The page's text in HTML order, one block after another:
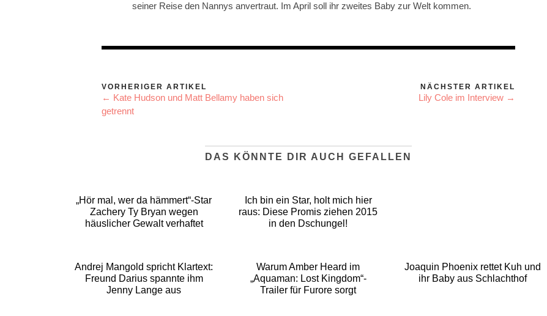
seiner Reise den Nannys anvertraut. Im April soll ihr zweites Baby zur Welt kommen.
VORHERIGER ARTIKEL
← Kate Hudson und Matt Bellamy haben sich
getrennt
NÄCHSTER ARTIKEL
Lily Cole im Interview →
DAS KÖNNTE DIR AUCH GEFALLEN
„Hör mal, wer da hämmert“-Star
Zachery Ty Bryan wegen
häuslicher Gewalt verhaftet
Ich bin ein Star, holt mich hier
raus: Diese Promis ziehen 2015
in den Dschungel!
Andrej Mangold spricht Klartext:
Freund Darius spannte ihm
Jenny Lange aus
Warum Amber Heard im
„Aquaman: Lost Kingdom“-
Trailer für Furore sorgt
Joaquin Phoenix rettet Kuh und
ihr Baby aus Schlachthof